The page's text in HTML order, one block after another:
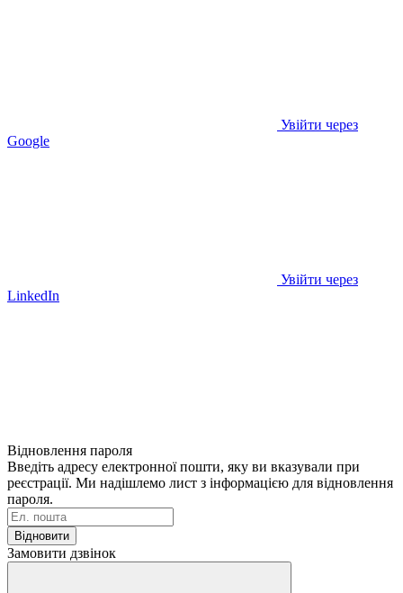
Увійти через
Google
Увійти через
LinkedIn
Відновлення пароля
Введіть адресу електронної пошти, яку ви вказували при
реєстрації. Ми надішлемо лист з інформацією для відновлення
пароля.
Відновити
Замовити дзвінок